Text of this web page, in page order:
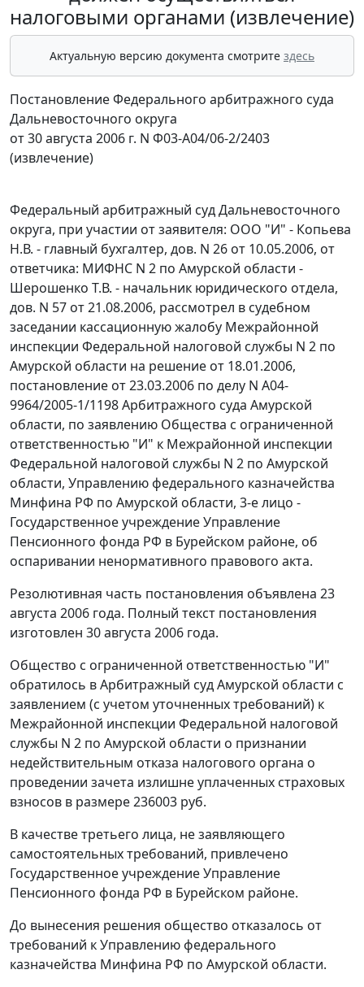
налоговыми органами (извлечение)
Актуальную версию документа смотрите здесь
Постановление Федерального арбитражного суда
Дальневосточного округа
от 30 августа 2006 г. N Ф03-А04/06-2/2403
(извлечение)
Федеральный арбитражный суд Дальневосточного
округа, при участии от заявителя: ООО "И" - Копьева
Н.В. - главный бухгалтер, дов. N 26 от 10.05.2006, от
ответчика: МИФНС N 2 по Амурской области -
Шерошенко Т.В. - начальник юридического отдела,
дов. N 57 от 21.08.2006, рассмотрел в судебном
заседании кассационную жалобу Межрайонной
инспекции Федеральной налоговой службы N 2 по
Амурской области на решение от 18.01.2006,
постановление от 23.03.2006 по делу N А04-
9964/2005-1/1198 Арбитражного суда Амурской
области, по заявлению Общества с ограниченной
ответственностью "И" к Межрайонной инспекции
Федеральной налоговой службы N 2 по Амурской
области, Управлению федерального казначейства
Минфина РФ по Амурской области, 3-е лицо -
Государственное учреждение Управление
Пенсионного фонда РФ в Бурейском районе, об
оспаривании ненормативного правового акта.
Резолютивная часть постановления объявлена 23
августа 2006 года. Полный текст постановления
изготовлен 30 августа 2006 года.
Общество с ограниченной ответственностью "И"
обратилось в Арбитражный суд Амурской области с
заявлением (с учетом уточненных требований) к
Межрайонной инспекции Федеральной налоговой
службы N 2 по Амурской области о признании
недействительным отказа налогового органа о
проведении зачета излишне уплаченных страховых
взносов в размере 236003 руб.
В качестве третьего лица, не заявляющего
самостоятельных требований, привлечено
Государственное учреждение Управление
Пенсионного фонда РФ в Бурейском районе.
До вынесения решения общество отказалось от
требований к Управлению федерального
казначейства Минфина РФ по Амурской области.